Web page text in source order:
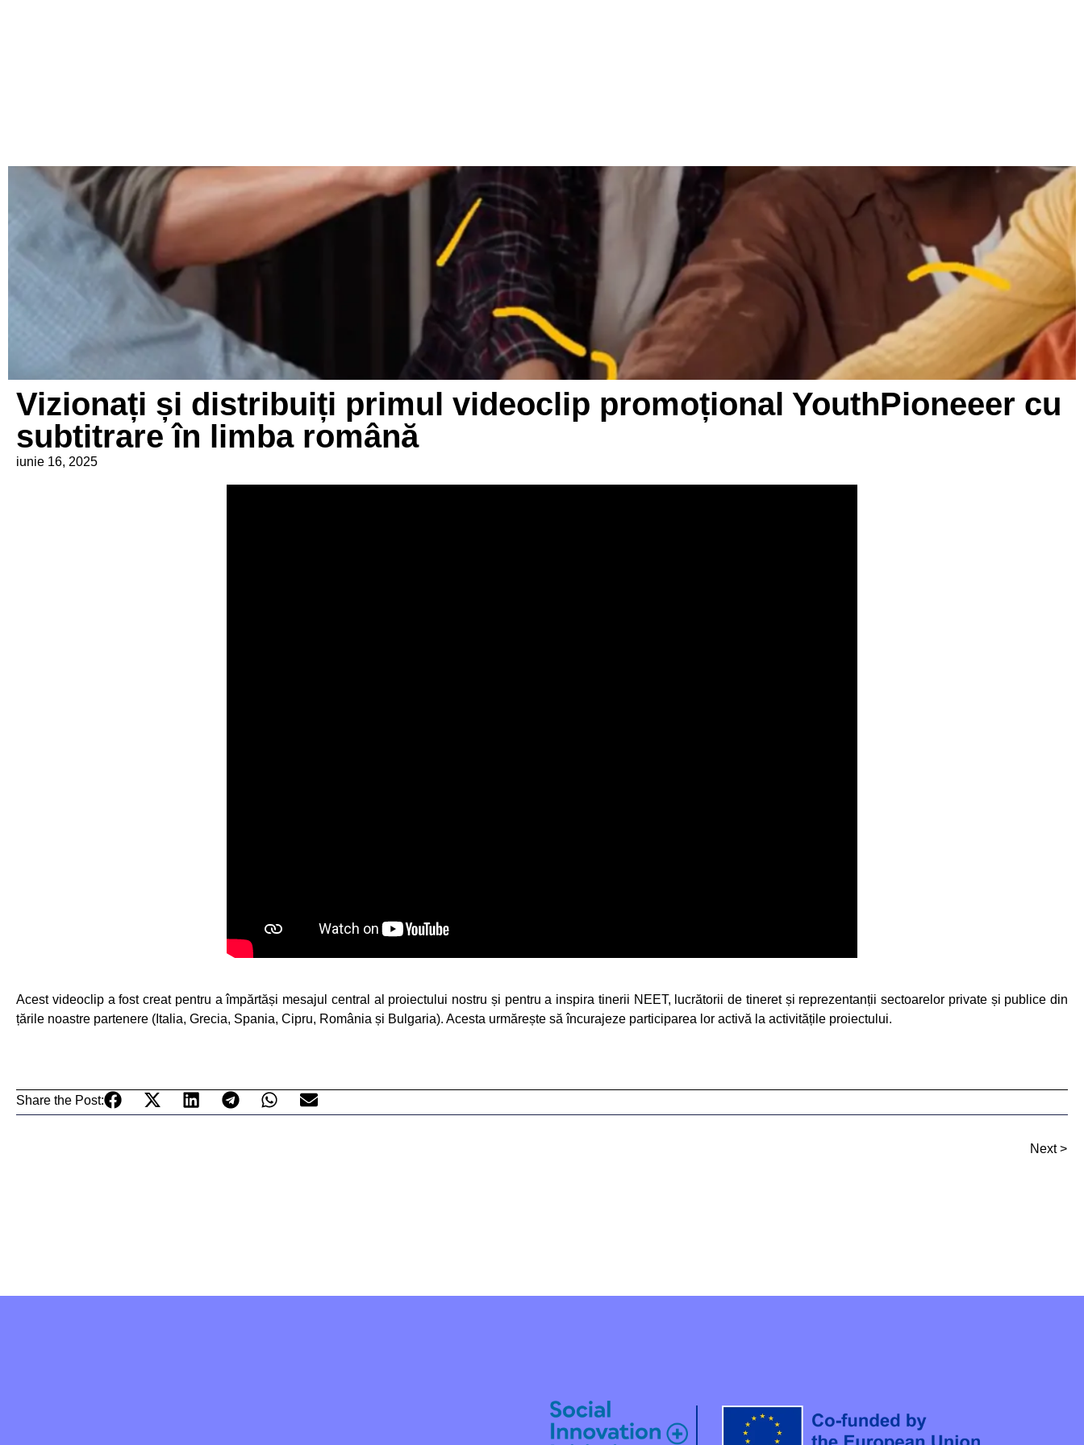
Vizionați și distribuiți primul videoclip promoțional YouthPioneeer cu
subtitrare în limba română
iunie 16, 2025
Acest videoclip a fost creat pentru a împărtăși mesajul central al proiectului nostru și pentru a inspira tinerii NEET, lucrătorii de tineret și reprezentanții sectoarelor private și publice din
țările noastre partenere (Italia, Grecia, Spania, Cipru, România și Bulgaria). Acesta urmărește să încurajeze participarea lor activă la activitățile proiectului.
Share the Post:
Next >